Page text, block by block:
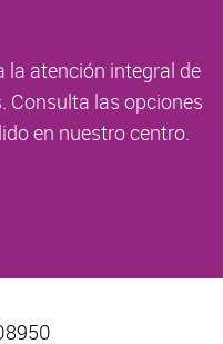
la atención integral de
Consulta las opciones
en nuestro centro.